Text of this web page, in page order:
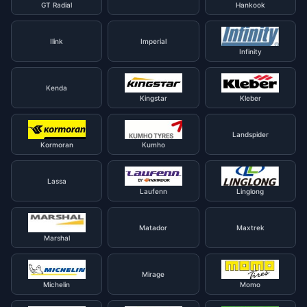
GT Radial Hankook
Ilink
Imperial
Infinity
Kenda
Kingstar
Kleber
Kormoran Kumho
Landspider
Lassa
Laufenn
Linglong
Marshal
Matador Maxtrek
Michelin
Mirage
Momo